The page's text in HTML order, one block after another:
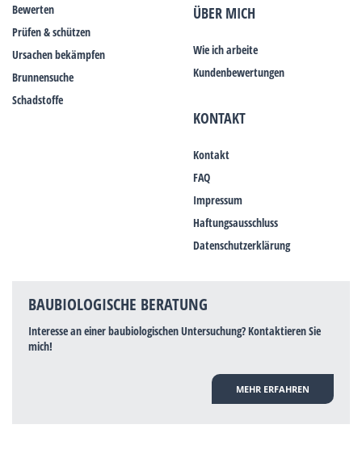
Bewerten
Prüfen & schützen
Ursachen bekämpfen
Brunnensuche
Schadstoffe
ÜBER MICH
Wie ich arbeite
Kundenbewertungen
KONTAKT
Kontakt
FAQ
Impressum
Haftungsausschluss
Datenschutzerklärung
BAUBIOLOGISCHE BERATUNG
Interesse an einer baubiologischen Untersuchung? Kontaktieren Sie
mich!
MEHR ERFAHREN